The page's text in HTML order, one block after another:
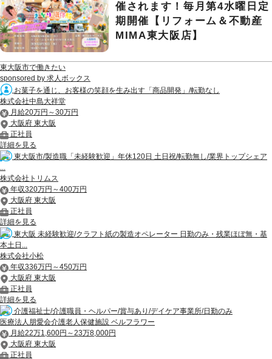
催されます！毎月第4水曜日定
期開催【リフォーム＆不動産
MIMA東大阪店】
東大阪市で働きたい
sponsored by 求人ボックス
お菓子を通じ、お客様の笑顔を生み出す「商品開発」/転勤なし
株式会社中島大祥堂
月給20万円～30万円
大阪府 東大阪
正社員
詳細を見る
東大阪市/製造職「未経験歓迎」年休120日 土日祝/転勤無し/業界トップシェア
...
株式会社トリムス
年収320万円～400万円
大阪府 東大阪
正社員
詳細を見る
東大阪 未経験歓迎/クラフト紙の製造オペレーター 日勤のみ・残業ほぼ無・基
本土日...
株式会社小松
年収336万円～450万円
大阪府 東大阪
正社員
詳細を見る
介護福祉士/介護職員・ヘルパー/賞与あり/デイケア事業所/日勤のみ
医療法人朋愛会介護老人保健施設 ベルフラワー
月給22万1,600円～23万8,000円
大阪府 東大阪
正社員